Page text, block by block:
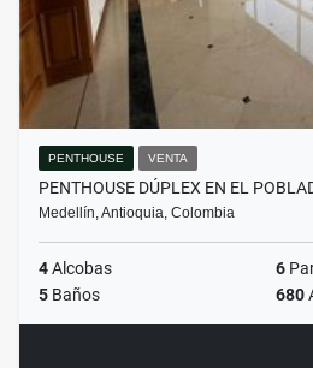
PENTHOUSE VENTA
PENTHOUSE DÚPLEX EN EL
Medellín, Antioquia, Colombia
4Alcobas 6
5 Baños 680